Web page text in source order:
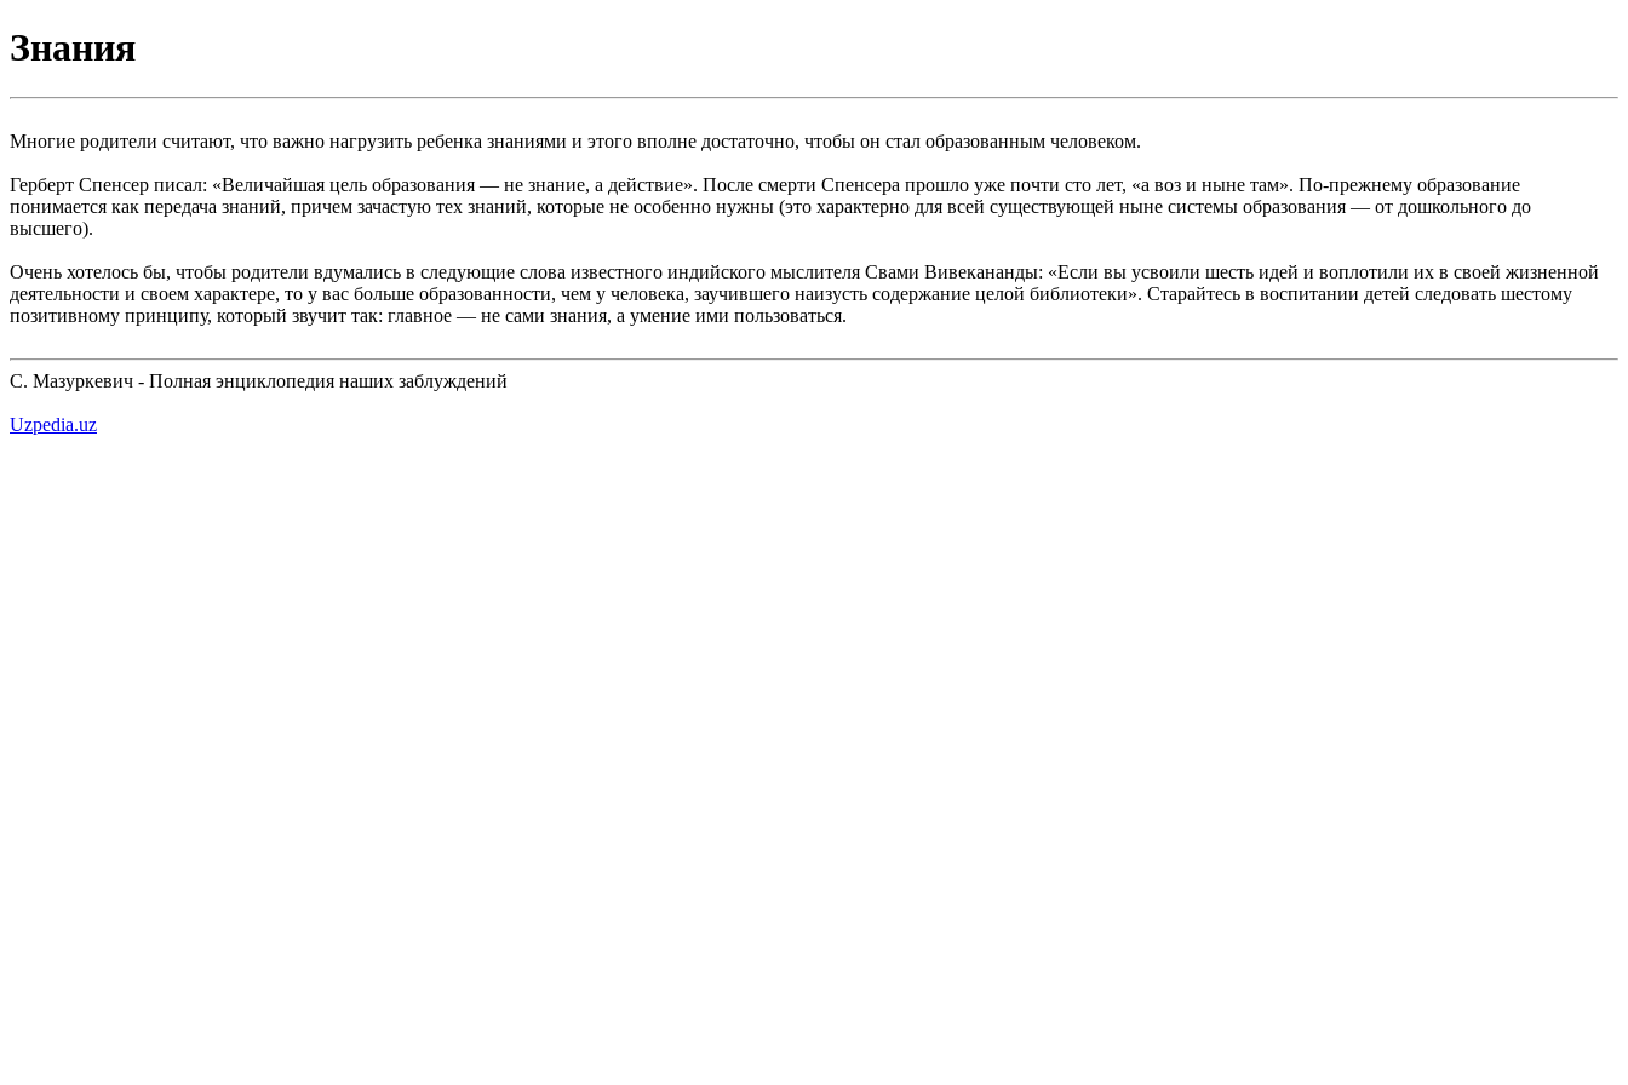
Знания
Многие родители считают, что важно нагрузить ребенка знаниями и этого вполне достаточно, чтобы он стал образованным человеком.
Герберт Спенсер писал: «Величайшая цель образования — не знание, а действие». После смерти Спенсера прошло уже почти сто лет, «а воз и ныне там». По-прежнему образование
понимается как передача знаний, причем зачастую тех знаний, которые не особенно нужны (это характерно для всей существующей ныне системы образования — от дошкольного до
высшего).
Очень хотелось бы, чтобы родители вдумались в следующие слова известного индийского мыслителя Свами Вивекананды: «Если вы усвоили шесть идей и воплотили их в своей жизненной
деятельности и своем характере, то у вас больше образованности, чем у человека, заучившего наизусть содержание целой библиотеки». Старайтесь в воспитании детей следовать шестому
позитивному принципу, который звучит так: главное — не сами знания, а умение ими пользоваться.
С. Мазуркевич - Полная энциклопедия наших заблуждений
Uzpedia.uz